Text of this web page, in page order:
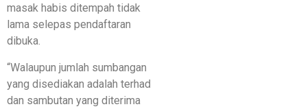
masak habis ditempah tidak
lama selepas pendaftaran
dibuka.
“Walaupun jumlah sumbangan
yang disediakan adalah terhad
dan sambutan yang diterima